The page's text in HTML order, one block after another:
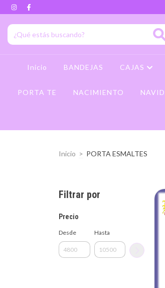
Inicio BANDEJAS CAJAS
PORTA TE NACIMIENTO
Inicio > PORTA ESMALTES
Filtrar por
Precio
Desde Hasta